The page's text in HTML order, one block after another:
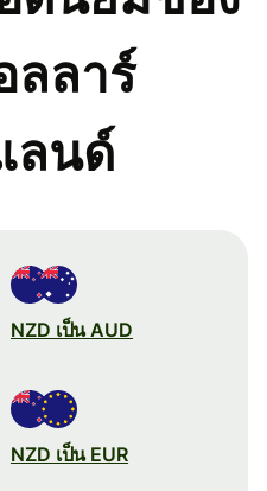
ลลาร์
ลนด์
NZD เป็น AUD
NZD เป็น EUR